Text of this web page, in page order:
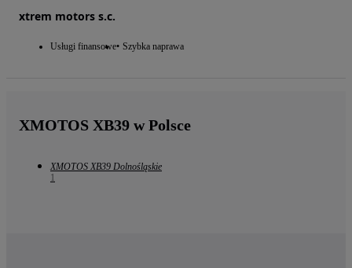
xtrem motors s.c.
Usługi finansowe Szybka naprawa
XMOTOS XB39 w Polsce
XMOTOS XB39 Dolnośląskie
1